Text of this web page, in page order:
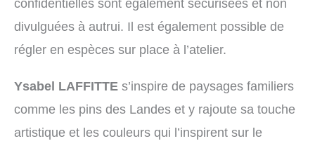
confidentielles sont également sécurisées et non
divulguées à autrui. Il est également possible de
régler en espèces sur place à l’atelier.
Ysabel LAFFITTE s’inspire de paysages familiers
comme les pins des Landes et y rajoute sa touche
artistique et les couleurs qui l’inspirent sur le